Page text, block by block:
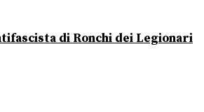
di Ronchi dei Legionari